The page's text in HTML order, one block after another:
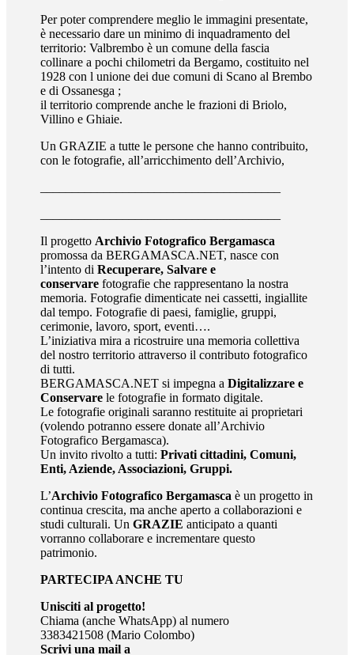
Per poter comprendere meglio le immagini presentate,
è necessario dare un minimo di inquadramento del
territorio: Valbrembo è un comune della fascia
collinare a pochi chilometri da Bergamo, costituito nel
1928 con l unione dei due comuni di Scano al Brembo
e di Ossanesga ;
il territorio comprende anche le frazioni di Briolo,
Villino e Ghiaie.
Un GRAZIE a tutte le persone che hanno contribuito,
con le fotografie, all’arricchimento dell’Archivio,
Il progetto Archivio Fotografico Bergamasca
promossa da BERGAMASCA.NET, nasce con
l’intento diRecuperare, Salvare e
conservarefotografie che rappresentano la nostra
memoria. Fotografie dimenticate nei cassetti, ingiallite
dal tempo. Fotografie di paesi, famiglie, gruppi,
cerimonie, lavoro, sport, eventi….
L’iniziativa mira a ricostruire una memoria collettiva
del nostro territorio attraverso il contributo fotografico
di tutti.
BERGAMASCA.NET si impegna aDigitalizzare e
Conservare le fotografie in formato digitale.
Le fotografie originali saranno restituite ai proprietari
(volendo potranno essere donate all’Archivio
Fotografico Bergamasca).
Un invito rivolto a tutti:Privati cittadini, Comuni,
Enti, Aziende, Associazioni, Gruppi.
L’Archivio Fotografico Bergamasca è un progetto in
continua crescita, ma anche aperto a collaborazioni e
studi culturali. UnGRAZIE anticipato a quanti
vorranno collaborare e incrementare questo
patrimonio.
PARTECIPA ANCHE TU
Unisciti al progetto!
Chiama (anche WhatsApp) al numero
3383421508 (Mario Colombo)
Scrivi una mail a